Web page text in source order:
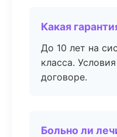
Какая
До 10 лет на
класса.
договоре.
Больно ли